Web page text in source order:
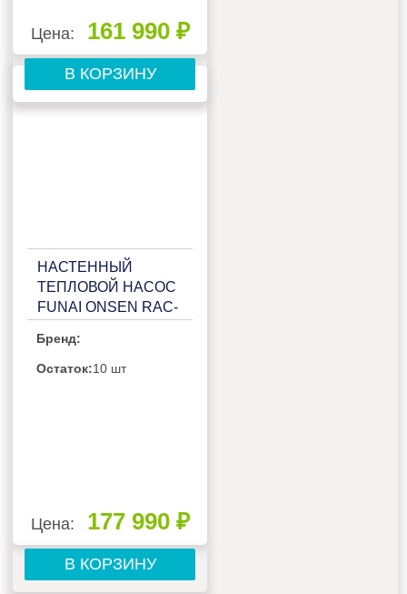
Цена: 161 990 ₽
В КОРЗИНУ
НАСТЕННЫЙ
ТЕПЛОВОЙ НАСОС
FUNAI ONSEN RAC-
Бренд:
Остаток:10 шт
Цена: 177 990 ₽
В КОРЗИНУ